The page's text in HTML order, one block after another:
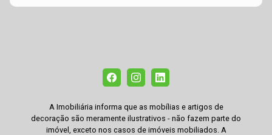
A Imobiliária informa que as mobílias e artigos de
decoração são meramente ilustrativos - não fazem parte do
imóvel, exceto nos casos de imóveis mobiliados. A